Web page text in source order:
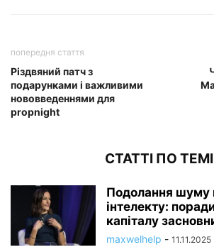
попередня стаття
Різдвяний патч з
подарунками і важливими
нововведеннями для
propnight
СТАТТІ ПО ТЕМІ
Подолання шуму
інтелекту:
капіталу
maxwelhelp - 11.11.2025